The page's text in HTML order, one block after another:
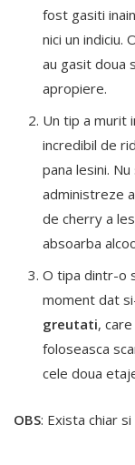
fost gasiti
nici un indiciu.
au gasit doua
apropiere.
Un tip a murit
incredibil de
pana lesini.
administreze
de cherry a
absoarba
O tipa dintr-o
moment dat
greutati,
foloseasca
cele doua
OBS: Exista chiar si